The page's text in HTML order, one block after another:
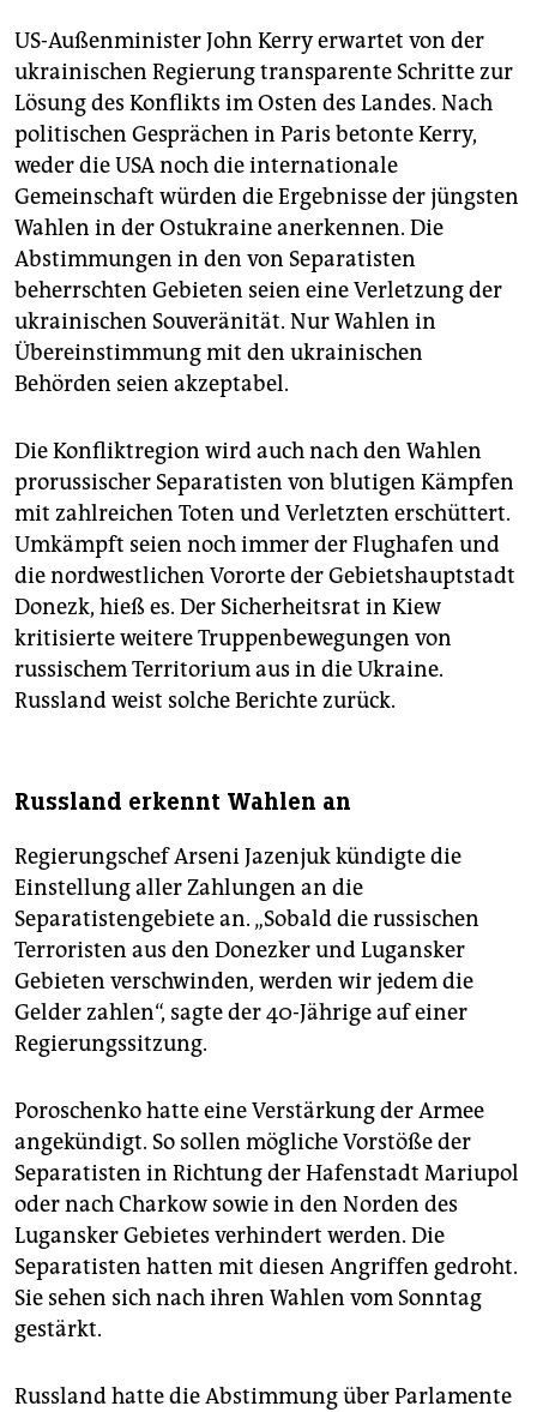
US-Außenminister John Kerry erwartet von der
ukrainischen Regierung transparente Schritte zur
Lösung des Konflikts im Osten des Landes. Nach
politischen Gesprächen in Paris betonte Kerry,
weder die USA noch die internationale
Gemeinschaft würden die Ergebnisse der jüngsten
Wahlen in der Ostukraine anerkennen. Die
Abstimmungen in den von Separatisten
beherrschten Gebieten seien eine Verletzung der
ukrainischen Souveränität. Nur Wahlen in
Übereinstimmung mit den ukrainischen
Behörden seien akzeptabel.
Die Konfliktregion wird auch nach den Wahlen
prorussischer Separatisten von blutigen Kämpfen
mit zahlreichen Toten und Verletzten erschüttert.
Umkämpft seien noch immer der Flughafen und
die nordwestlichen Vororte der Gebietshauptstadt
Donezk, hieß es. Der Sicherheitsrat in Kiew
kritisierte weitere Truppenbewegungen von
russischem Territorium aus in die Ukraine.
Russland weist solche Berichte zurück.
Russland erkennt Wahlen an
Regierungschef Arseni Jazenjuk kündigte die
Einstellung aller Zahlungen an die
Separatistengebiete an. „Sobald die russischen
Terroristen aus den Donezker und Lugansker
Gebieten verschwinden, werden wir jedem die
Gelder zahlen“, sagte der 40-Jährige auf einer
Regierungssitzung.
Poroschenko hatte eine Verstärkung der Armee
angekündigt. So sollen mögliche Vorstöße der
Separatisten in Richtung der Hafenstadt Mariupol
oder nach Charkow sowie in den Norden des
Lugansker Gebietes verhindert werden. Die
Separatisten hatten mit diesen Angriffen gedroht.
Sie sehen sich nach ihren Wahlen vom Sonntag
gestärkt.
Russland hatte die Abstimmung über Parlamente